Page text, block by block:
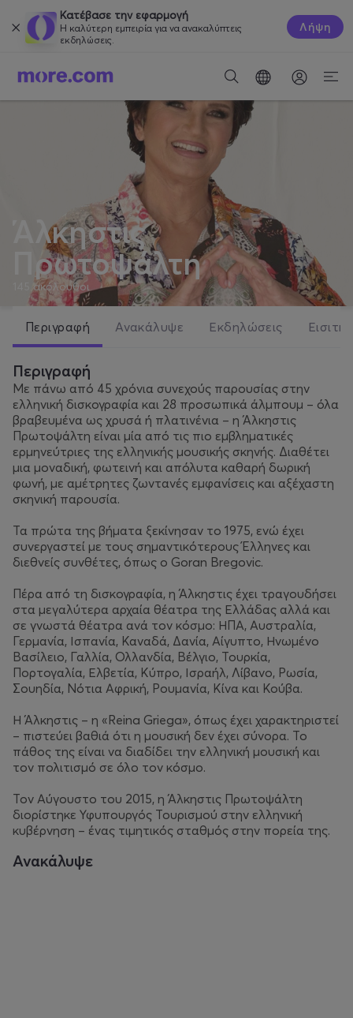
Κατέβασε την εφαρμογή
Η καλύτερη εμπειρία για να ανακαλύπτεις
εκδηλώσεις.
Λήψη
Άλκηστις
Πρωτοψάλτη
ακόλουθοι
Περιγραφή Ανακάλυψε Εκδηλώσεις
Περιγραφή
Με πάνω από 45 χρόνια συνεχούς παρουσίας στην
ελληνική δισκογραφία και 28 προσωπικά άλμπουμ – όλα
βραβευμένα ως χρυσά ή πλατινένια – η Άλκηστις
Πρωτοψάλτη είναι μία από τις πιο εμβληματικές
ερμηνεύτριες της ελληνικής μουσικής σκηνής. Διαθέτει
μια μοναδική, φωτεινή και απόλυτα καθαρή δωρική
φωνή, με αμέτρητες ζωντανές εμφανίσεις και αξέχαστη
σκηνική παρουσία.
Τα πρώτα της βήματα ξεκίνησαν το 1975, ενώ έχει
συνεργαστεί με τους σημαντικότερους Έλληνες και
διεθνείς συνθέτες, όπως ο Goran Bregovic.
Πέρα από τη δισκογραφία, η Άλκηστις έχει τραγουδήσει
στα μεγαλύτερα αρχαία θέατρα της Ελλάδας αλλά και
σε γνωστά θέατρα ανά τον κόσμο: ΗΠΑ, Αυστραλία,
Γερμανία, Ισπανία, Καναδά, Δανία, Αίγυπτο, Ηνωμένο
Βασίλειο, Γαλλία, Ολλανδία, Βέλγιο, Τουρκία,
Πορτογαλία, Ελβετία, Κύπρο, Ισραήλ, Λίβανο, Ρωσία,
Σουηδία, Νότια Αφρική, Ρουμανία, Κίνα και Κούβα.
Η Άλκηστις – η «Reina Griega», όπως έχει χαρακτηριστεί
– πιστεύει βαθιά ότι η μουσική δεν έχει σύνορα. Το
πάθος της είναι να διαδίδει την ελληνική μουσική και
τον πολιτισμό σε όλο τον κόσμο.
Τον Αύγουστο του 2015, η Άλκηστις Πρωτοψάλτη
διορίστηκε Υφυπουργός Τουρισμού στην ελληνική
κυβέρνηση – ένας τιμητικός σταθμός στην πορεία της.
Ανακάλυψε